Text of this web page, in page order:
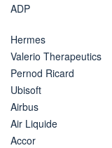
ADP
Hermes
Valerio Therapeutics
Pernod Ricard
Ubisoft
Airbus
Air Liquide
Accor